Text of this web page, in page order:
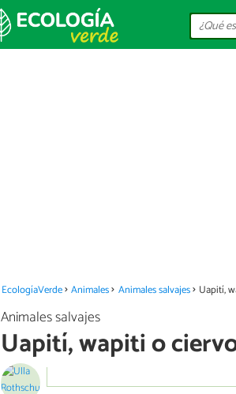
EcologíaVerde Animales Animales salvajes Uapití,
Animales salvajes
Uapití, wapiti o